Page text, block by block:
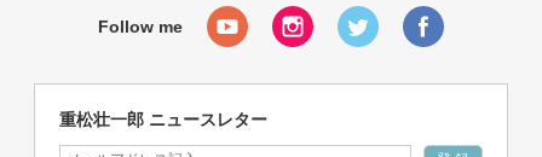
重松壮一郎 ニュースレター